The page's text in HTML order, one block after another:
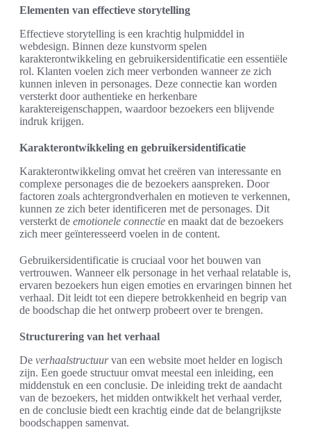
Elementen van effectieve storytelling
Effectieve storytelling is een krachtig hulpmiddel in
webdesign. Binnen deze kunstvorm spelen
karakterontwikkeling en gebruikersidentificatie een essentiële
rol. Klanten voelen zich meer verbonden wanneer ze zich
kunnen inleven in personages. Deze connectie kan worden
versterkt door authentieke en herkenbare
karaktereigenschappen, waardoor bezoekers een blijvende
indruk krijgen.
Karakterontwikkeling en gebruikersidentificatie
Karakterontwikkeling omvat het creëren van interessante en
complexe personages die de bezoekers aanspreken. Door
factoren zoals achtergrondverhalen en motieven te verkennen,
kunnen ze zich beter identificeren met de personages. Dit
versterkt de emotionele connectie en maakt dat de bezoekers
zich meer geïnteresseerd voelen in de content.
Gebruikersidentificatie is cruciaal voor het bouwen van
vertrouwen. Wanneer elk personage in het verhaal relatable is,
ervaren bezoekers hun eigen emoties en ervaringen binnen het
verhaal. Dit leidt tot een diepere betrokkenheid en begrip van
de boodschap die het ontwerp probeert over te brengen.
Structurering van het verhaal
De verhaalstructuurvan een website moet helder en logisch
zijn. Een goede structuur omvat meestal een inleiding, een
middenstuk en een conclusie. De inleiding trekt de aandacht
van de bezoekers, het midden ontwikkelt het verhaal verder,
en de conclusie biedt een krachtig einde dat de belangrijkste
boodschappen samenvat.